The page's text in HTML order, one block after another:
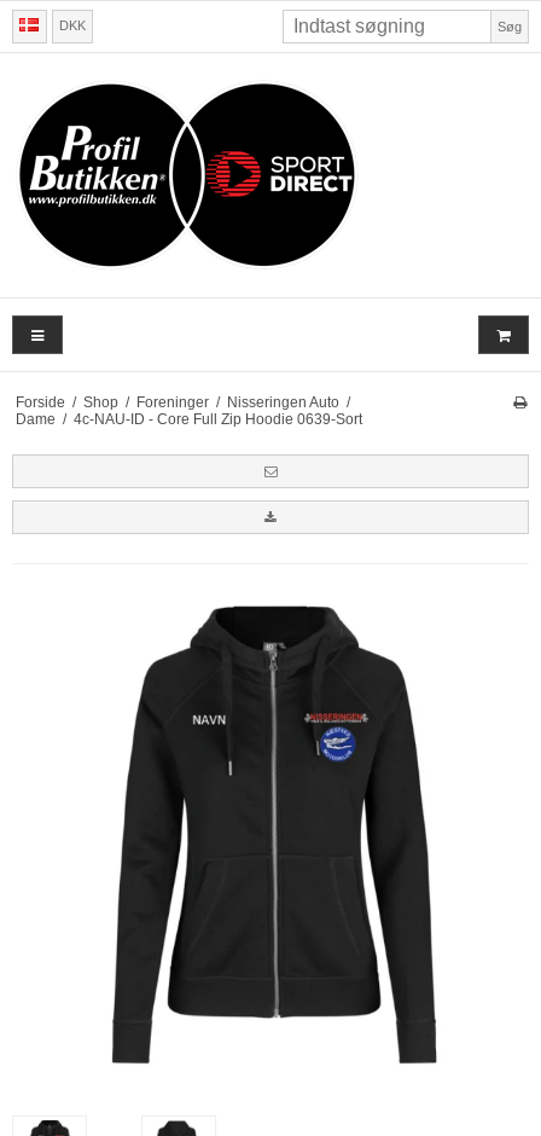
DKK Søg
Forside / Shop / Foreninger / Nisseringen Auto /
Dame / 4c-NAU-ID - Core Full Zip Hoodie 0639-Sort